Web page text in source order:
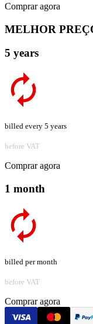
Comprar agora
MELHOR
5 years
billed every 5 years
before VAT
Comprar agora
1 month
billed per month
before VAT
Comprar agora